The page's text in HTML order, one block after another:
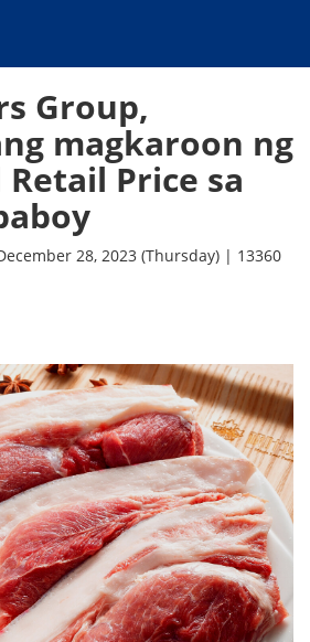
Group,
magkaroon ng
Retail Price sa
28, 2023 (Thursday) | 13360